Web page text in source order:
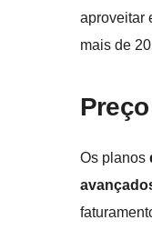
aproveitar
mais de
Os planos